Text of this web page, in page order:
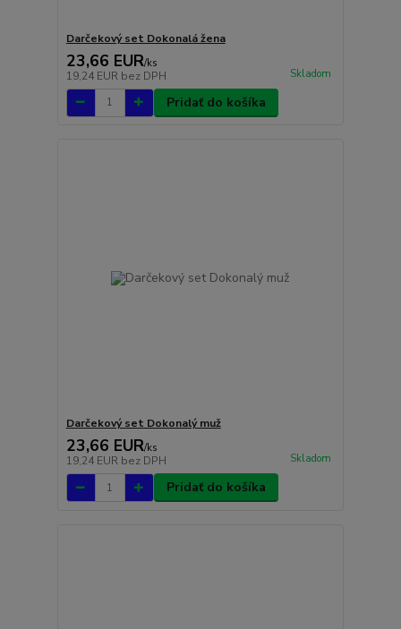
Darčekový set Dokonalá žena
23,66 EUR/ks
19,24 EUR bez DPH Skladom
Pridať do košíka
Darčekový set Dokonalý muž
23,66 EUR/ks
19,24 EUR bez DPH Skladom
Pridať do košíka